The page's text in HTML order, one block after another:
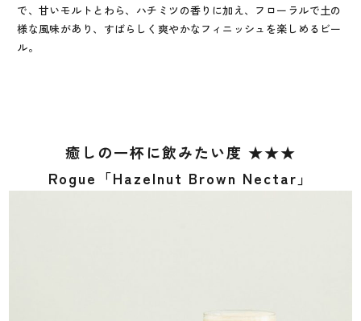
で、甘いモルトとわら、ハチミツの香りに加え、フローラルで土の
様な風味があり、すばらしく爽やかなフィニッシュを楽しめるビー
ル。
癒しの一杯に飲みたい度 ★★★
Rogue「Hazelnut Brown Nectar」